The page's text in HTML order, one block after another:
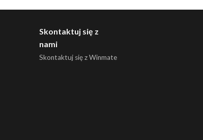
Skontaktuj się z
nami
Skontaktuj się z Winmate